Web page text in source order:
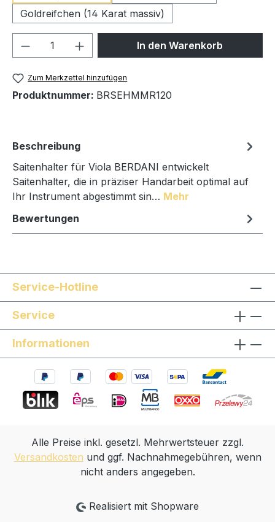
Goldreifchen (14 Karat massiv)
Produkt Anzahl: Gib denIn den Warenkorb
Zum Merkzettel hinzufügen
Produktnummer: BRSEHMMR120
Beschreibung
Saitenhalter für Viola BERDANI entwickelt
Saitenhalter, die in präziser Handarbeit optimal auf
Ihr Instrument abgestimmt sin… Mehr
Bewertungen
Service-Hotline
Service
Informationen
Alle Preise inkl. gesetzl. Mehrwertsteuer zzgl.
Versandkosten und ggf. Nachnahmegebühren, wenn
nicht anders angegeben.
Realisiert mit Shopware